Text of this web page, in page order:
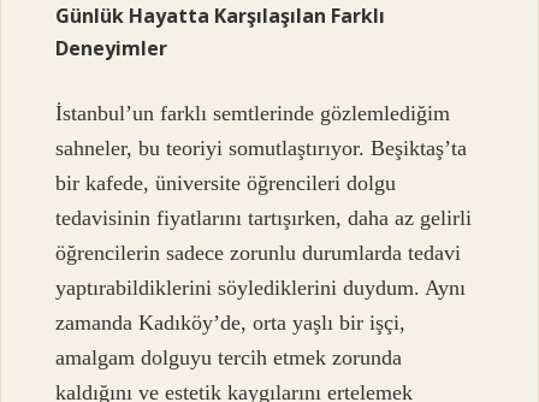
Günlük Hayatta Karşılaşılan Farklı
Deneyimler
İstanbul’un farklı semtlerinde gözlemlediğim
sahneler, bu teoriyi somutlaştırıyor. Beşiktaş’ta
bir kafede, üniversite öğrencileri dolgu
tedavisinin fiyatlarını tartışırken, daha az gelirli
öğrencilerin sadece zorunlu durumlarda tedavi
yaptırabildiklerini söylediklerini duydum. Aynı
zamanda Kadıköy’de, orta yaşlı bir işçi,
amalgam dolguyu tercih etmek zorunda
kaldığını ve estetik kaygılarını ertelemek